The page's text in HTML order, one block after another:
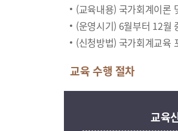
(교육내용) 국가회계이론
(운영시기) 6월부터 12월
(신청방법) 국가회계교
교육 수행 절차
교육